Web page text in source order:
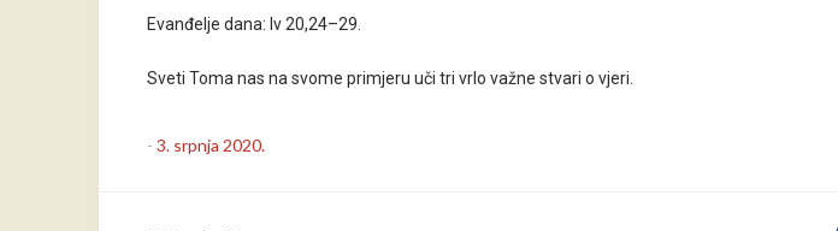
Evanđelje dana: Iv 20,24–29.
Sveti Toma nas na svome primjeru uči tri vrlo važne stvari o vjeri.
- 3. srpnja 2020.